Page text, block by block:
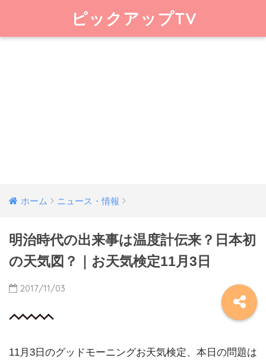
ピックアップTV
ホーム ニュース・情報
明治時代の出来事は温度計伝来？日本初
の天気図？｜お天気検定11月3日
2017/11/03
11月3日のグッドモーニングお天気検定、本日の問題は